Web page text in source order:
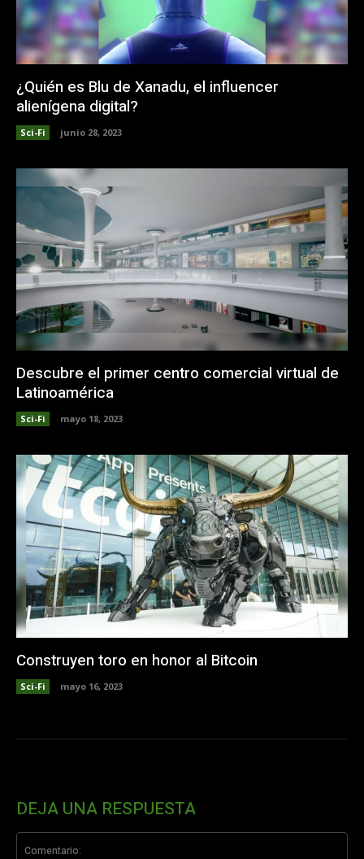
¿Quién es Blu de Xanadu, el influencer
alienígena digital?
Sci-Fi junio 28, 2023
Descubre el primer centro comercial virtual de
Latinoamérica
Sci-Fi mayo 18, 2023
Construyen toro en honor al Bitcoin
Sci-Fi mayo 16, 2023
DEJA UNA RESPUESTA